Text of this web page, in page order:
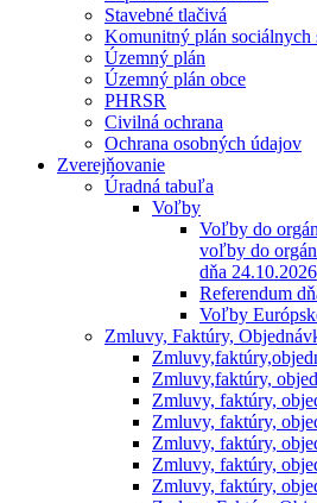
Stavebné tlačivá
Komunitný plán sociálnych
Územný plán
Územný plán obce
PHRSR
Civilná ochrana
Ochrana osobných údajov
Zverejňovanie
Úradná tabuľa
Voľby
Voľby do
voľby do
dňa 24.10.2026
Referendum
Voľby
Zmluvy, Faktúry,
Zmluvy,faktúry,
Zmluvy, faktúry,
Zmluvy, faktúry,
Zmluvy, faktúry,
Zmluvy, faktúry,
Zmluvy, faktúry,